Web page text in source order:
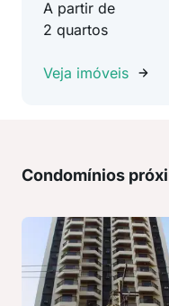
A partir de
2 quartos
Veja imóveis
Condomínios